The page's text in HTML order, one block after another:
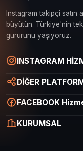
Instagram takipçi satın
büyütün. Türkiye'nin tek
gururunu yaşıyoruz.
INSTAGRAM
DİĞER
FACEBOOK
KURUMSAL